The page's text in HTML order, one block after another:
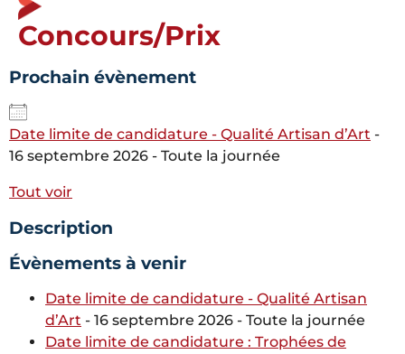
Concours/Prix
Prochain évènement
Date limite de candidature - Qualité Artisan d’Art -
16 septembre 2026 - Toute la journée
Tout voir
Description
Évènements à venir
Date limite de candidature - Qualité Artisan
d’Art - 16 septembre 2026 - Toute la journée
Date limite de candidature : Trophées de